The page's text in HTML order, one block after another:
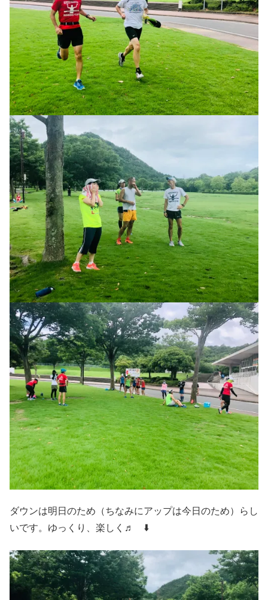
ダウンは明日のため（ちなみにアップは今日のため）らし
いです。ゆっくり、楽しく♬ ⬇️